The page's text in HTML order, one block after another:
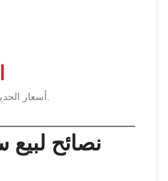
أسعار الحديد تتغير حسب الطلب العالمي.
نصائح